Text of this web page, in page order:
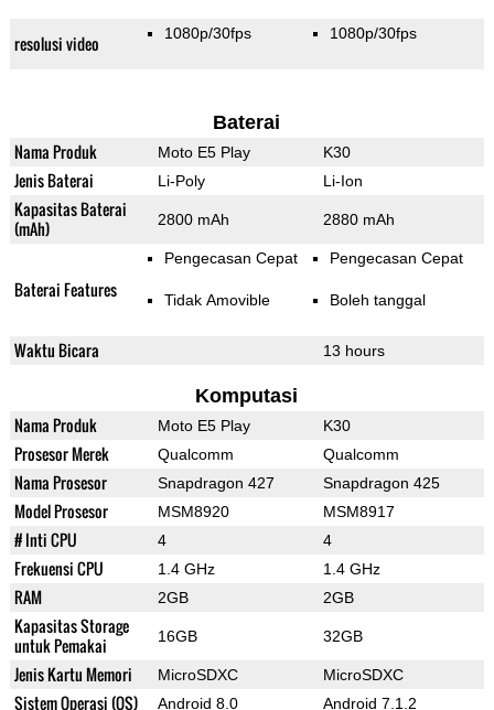
resolusi video 1080p/30fps 1080p/30fps
Baterai
Nama Produk Moto E5 Play K30
Jenis Baterai Li-Poly Li-Ion
Kapasitas Baterai
(mAh)
2800 mAh 2880 mAh
Baterai Features
Pengecasan Cepat
Tidak Amovible
Pengecasan Cepat
Boleh tanggal
Waktu Bicara 13 hours
Komputasi
Nama Produk Moto E5 Play K30
Prosesor Merek Qualcomm Qualcomm
Nama Prosesor Snapdragon 427 Snapdragon 425
Model Prosesor MSM8920 MSM8917
# Inti CPU 4 4
Frekuensi CPU 1.4 GHz 1.4 GHz
RAM 2GB 2GB
Kapasitas Storage
untuk Pemakai
16GB 32GB
Jenis Kartu Memori MicroSDXC MicroSDXC
Sistem Operasi (OS) Android 8.0 Android 7.1.2